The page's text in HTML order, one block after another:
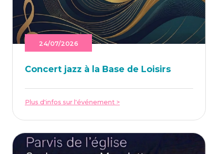
24/07/2026
Concert jazz à la Base de Loisirs
Plus d'infos sur l'événement >